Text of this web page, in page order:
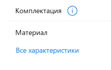
Комплектация
Материал
Все характеристики